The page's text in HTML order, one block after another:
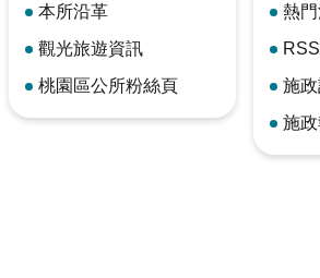
本所沿革
觀光旅遊資訊
桃園區公所粉絲頁
熱
施
施